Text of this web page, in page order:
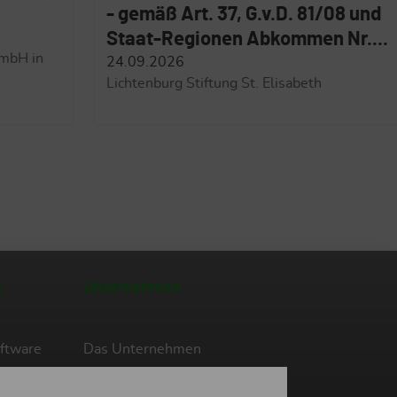
G.v.D. 81/08 und
Abkommen Nr....
St. Elisabeth
XXI des GVD 81/
30.09.2026
St. Georgen/Bruneck
Das Unternehmen